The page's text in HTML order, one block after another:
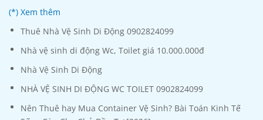
(*) Xem thêm
Thuê Nhà Vệ Sinh Di Động 0902824099
Nhà vệ sinh di động Wc, Toilet giá 10.000.000đ
Nhà Vệ Sinh Di Động
NHÀ VỆ SINH DI ĐỘNG WC TOILET 0902824099
Nên Thuê hay Mua Container Vệ Sinh? Bài Toán Kinh Tế